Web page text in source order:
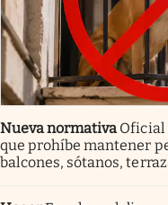
Nueva normativa Oficial
que prohíbe mantener
balcones, sótanos,